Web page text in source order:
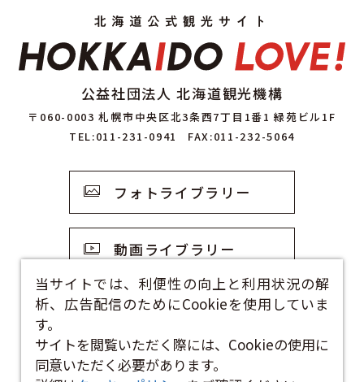
公益社団法人 北海道観光機構
〒060-0003 札幌市中央区北3条西7丁目1番1 緑苑ビル1F
TEL:011-231-0941
FAX:011-232-5064
フォトライブラリー
動画ライブラリー
観光資料
お問い合わせフォーム
当サイトでは、利便性の向上と利用状況の解
析、広告配信のためにCookieを使用していま
す。
サイトを閲覧いただく際には、Cookieの使用に
同意いただく必要があります。